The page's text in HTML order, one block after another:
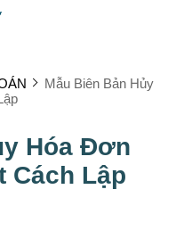
Mẫu Biên Bản Hủy
Hóa Đơn
Cách Lập